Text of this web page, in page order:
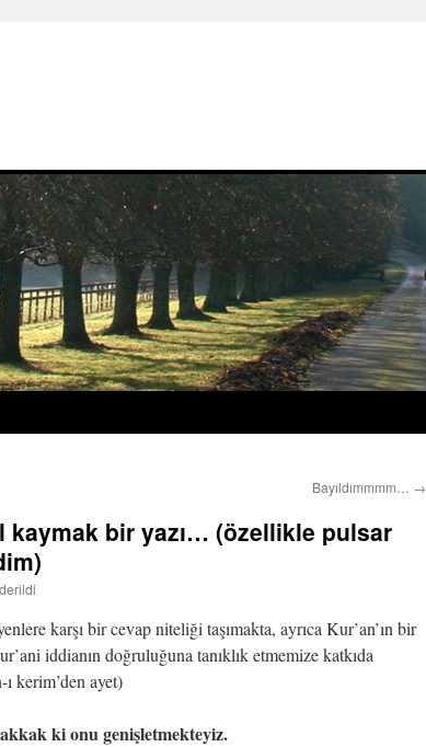
Bayıldımmmm… →
kaymak bir yazı… (özellikle pulsar
karşı bir cevap niteliği taşımakta, ayrıca Kur’an’ın bir
iddianın doğruluğuna tanıklık etmemize katkıda
kerim’den ayet)
ki onu genişletmekteyiz.